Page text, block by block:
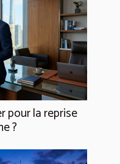
pour la reprise
?